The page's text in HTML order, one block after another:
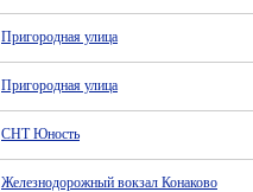
Пригородная улица
Пригородная улица
СНТ Юность
Железнодорожный вокзал Конаково